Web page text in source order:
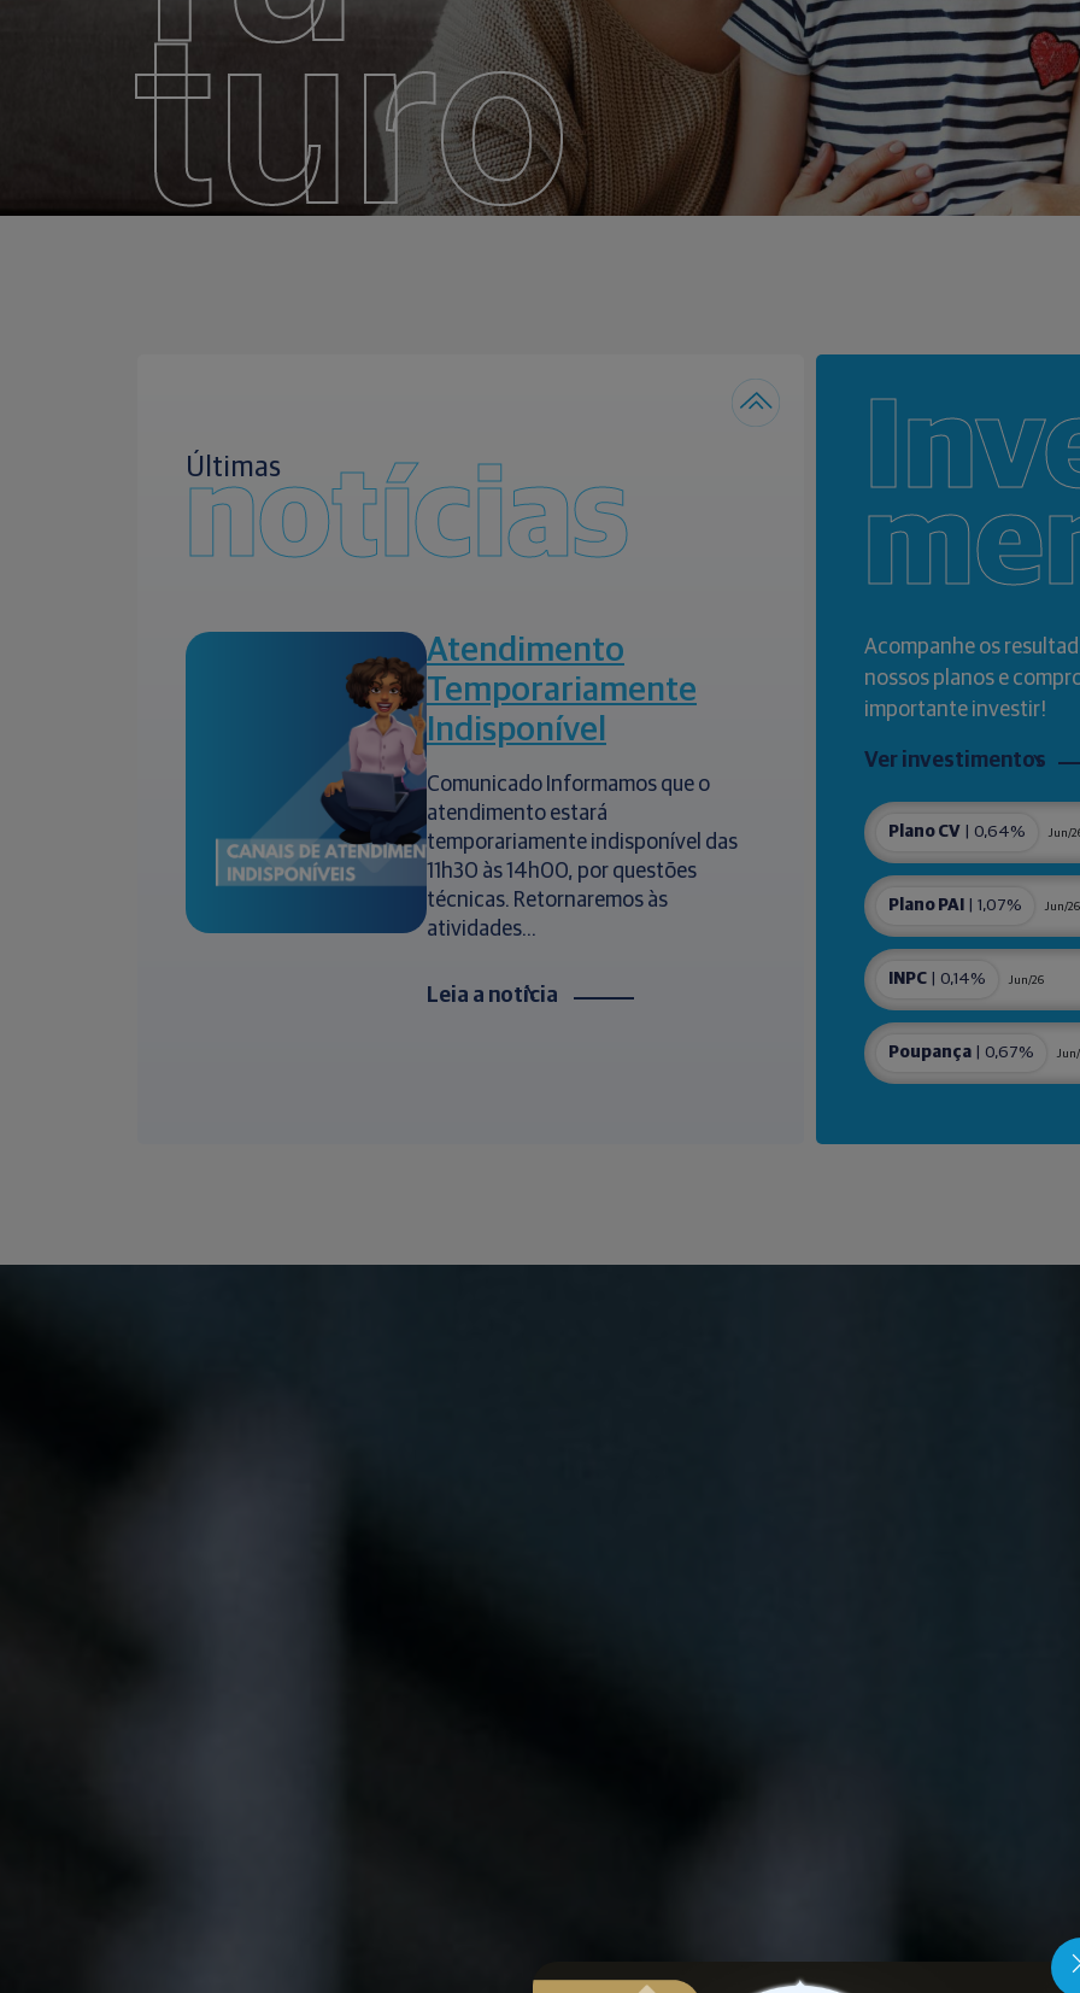
turo
Últimas
notícias
Atendimento
Temporariamente
Indisponível
Comunicado Informamos que o
atendimento estará
temporariamente indisponível das
11h30 às 14h00, por questões
técnicas. Retornaremos às
atividades...
Leia a notícia
Acompanhe os
nossos planos e
importante investir!
Ver investimentos
Plano CV | 0,64% Jun/
Plano PAI | 1,07% Jun/26
INPC | 0,14% Jun/26
Poupança | 0,67%